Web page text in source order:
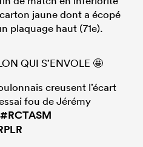
jaune dont a écopé
plaquage haut (71e).
QUI S’ENVOLE 🤩
creusent l’écart
fou de Jérémy
#RCTASM